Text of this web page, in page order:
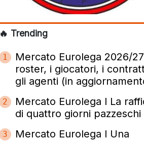
🔥 Trending
1
Mercato Eurolega 2026/
roster, i giocatori, i
gli agenti (in
2
Mercato Eurolega l La
di quattro giorni pazzeschi
3
Mercato Eurolega l Una